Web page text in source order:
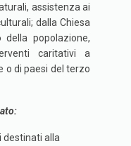
assistenza ai
dalla Chiesa
popolazione,
caritativi a
o di paesi del terzo
destinati alla